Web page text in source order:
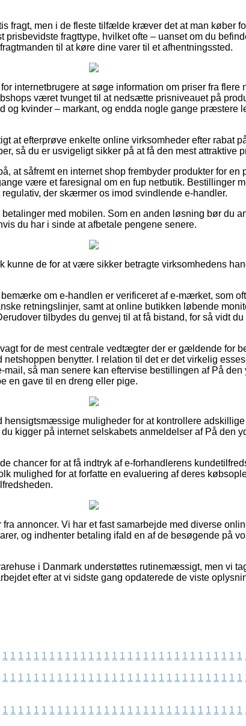
fragt, men i de fleste tilfælde kræver det at man køber
prisbevidste fragttype, hvilket ofte – uanset om du
til at køre dine varer til et afhentningssted.
internetbrugere at søge information om priser fra flere
været tvunget til at nedsætte prisniveauet på
og kvinder – markant, og endda nogle gange præstere
at efterprøve enkelte online virksomheder efter rabat
så du er usvigeligt sikker på at få den mest attraktive
at såfremt en internet shop frembyder produkter for en
være et faresignal om en fup netbutik. Bestillinger
der skærmer os imod svindlende e-handler.
med mobilen. Som en anden løsning bør du
du har i sinde at afbetale pengene senere.
kunne de for at være sikker betragte virksomhedens
om e-handlen er verificeret af e-mærket, som
retningslinjer, samt at online butikken løbende
tilbydes du genvej til at få bistand, for så vidt
for de mest centrale vedtægter der er gældende for
benytter. I relation til det er det virkelig
mail, så man senere kan eftervise bestillingen af På den
en gave til en dreng eller pige.
hensigtsmæssige muligheder for at kontrollere
kigger på internet selskabets anmeldelser af På den
chancer for at få indtryk af e-forhandlerens
mulighed for at forfatte en evaluering af deres
annoncer. Vi har et fast samarbejde med diverse
og indhenter betaling ifald en af de besøgende på
i Danmark understøttes rutinemæssigt, men vi
efter at vi sidste gang opdaterede de viste
1 1 1 1 1 1 1 1 1 1 1 1 1 1 1 1 1 1 1 1 1 1 1 1 1 1 1 1 1 1 1
1 1 1 1 1 1 1 1 1 1 1 1 1 1 1 1 1 1 1 1 1 1 1 1 1 1 1 1 1 1 1
1 1 1 1 1 1 1 1 1 1 1 1 1 1 1 1 1 1 1 1 1 1 1 1 1 1 1 1 1 1 1